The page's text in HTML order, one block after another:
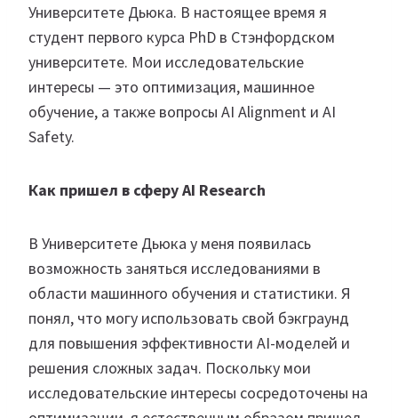
Университете Дьюка. В настоящее время я
студент первого курса PhD в Стэнфордском
университете. Мои исследовательские
интересы — это оптимизация, машинное
обучение, а также вопросы AI Alignment и AI
Safety.
Как пришел в сферу AI Research
В Университете Дьюка у меня появилась
возможность заняться исследованиями в
области машинного обучения и статистики. Я
понял, что могу использовать свой бэкграунд
для повышения эффективности AI-моделей и
решения сложных задач. Поскольку мои
исследовательские интересы сосредоточены на